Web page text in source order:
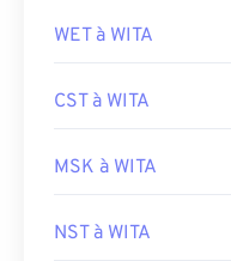
WET à WITA
CST à WITA
MSK à WITA
NST à WITA